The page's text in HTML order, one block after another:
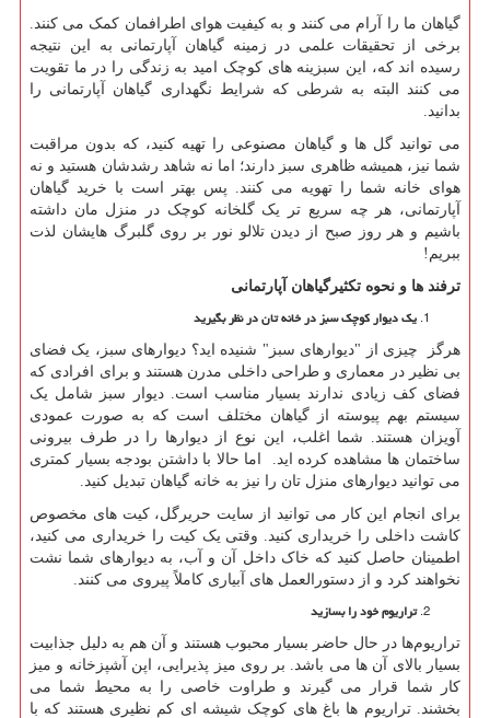
گیاهان ما را آرام می کنند و به کیفیت هوای اطرافمان کمک می کنند.
برخی از تحقیقات علمی در زمینه گیاهان آپارتمانی به این نتیجه
رسیده اند که، این سبزینه های کوچک امید به زندگی را در ما تقویت
می کنند البته به شرطی که شرایط نگهداری گیاهان آپارتمانی را
بدانید.
می توانید گل ها و گیاهان مصنوعی را تهیه کنید، که بدون مراقبت
شما نیز، همیشه ظاهری سبز دارند؛ اما نه شاهد رشدشان هستید و نه
هوای خانه شما را تهویه می کنند. پس بهتر است با خرید گیاهان
آپارتمانی، هر چه سریع تر یک گلخانه کوچک در منزل مان داشته
باشیم و هر روز صبح از دیدن تلالو نور بر روی گلبرگ هایشان لذت
ببریم!
ترفند ها و نحوه تکثیرگیاهان آپارتمانی
یک دیوار کوچک سبز در خانه تان در نظر بگیرید
هرگز چیزی از "دیوارهای سبز" شنیده اید؟ دیوارهای سبز، یک فضای
بی نظیر در معماری و طراحی داخلی مدرن هستند و برای افرادی که
فضای کف زیادی ندارند بسیار مناسب است. دیوار سبز شامل یک
سیستم بهم پیوسته از گیاهان مختلف است که به صورت عمودی
آویزان هستند. شما اغلب، این نوع از دیوارها را در طرف بیرونی
ساختمان ها مشاهده کرده اید. اما حالا با داشتن بودجه بسیار کمتری
می توانید دیوارهای منزل تان را نیز به خانه گیاهان تبدیل کنید.
برای انجام این کار می توانید از سایت حریرگل، کیت های مخصوص
کاشت داخلی را خریداری کنید. وقتی یک کیت را خریداری می کنید،
اطمینان حاصل کنید که خاک داخل آن و آب، به دیوارهای شما نشت
نخواهند کرد و از دستورالعمل های آبیاری کاملاً پیروی می کنند.
تراریوم خود را بسازید
تراریوم‌ها در حال حاضر بسیار محبوب هستند و آن هم به دلیل جذابیت
بسیار بالای آن ها می باشد. بر روی میز پذیرایی، اپن آشپزخانه و میز
کار شما قرار می گیرند و طراوت خاصی را به محیط شما می
بخشند. تراریوم ها باغ های کوچک شیشه ای کم نظیری هستند که با